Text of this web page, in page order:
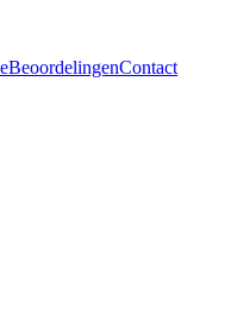
BeoordelingenContact